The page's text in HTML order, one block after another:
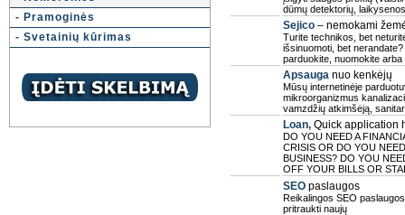
- Pramoginės
- Svetainių kūrimas
dūmų detektorių,
Sejico – nemokami
Turite technikos, bet
išsinuomoti, bet
parduokite, nuomokite
Apsauga nuo kenkėjų
Mūsų internetinėje
mikroorganizmus
vamzdžių atkimšėją,
Loan, Quick application
DO YOU NEED A
CRISIS OR DO YOU
BUSINESS? DO YOU
OFF YOUR BILLS OR
SEO paslaugos
Reikalingos SEO
pritraukti naujų